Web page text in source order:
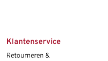
Klantenservice
Retourneren &